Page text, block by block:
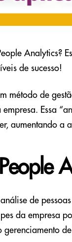
Analytics?
de sucesso!
método de
Essa
aumentando a
de
da empresa
de